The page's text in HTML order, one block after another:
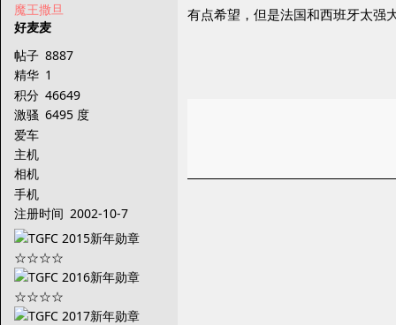
魔王撒旦
好麦麦
帖子 8887
精华 1
积分 46649
激骚 6495 度
爱车
主机
相机
手机
注册时间 2002-10-7
有点希望，但是法国和西班牙太强